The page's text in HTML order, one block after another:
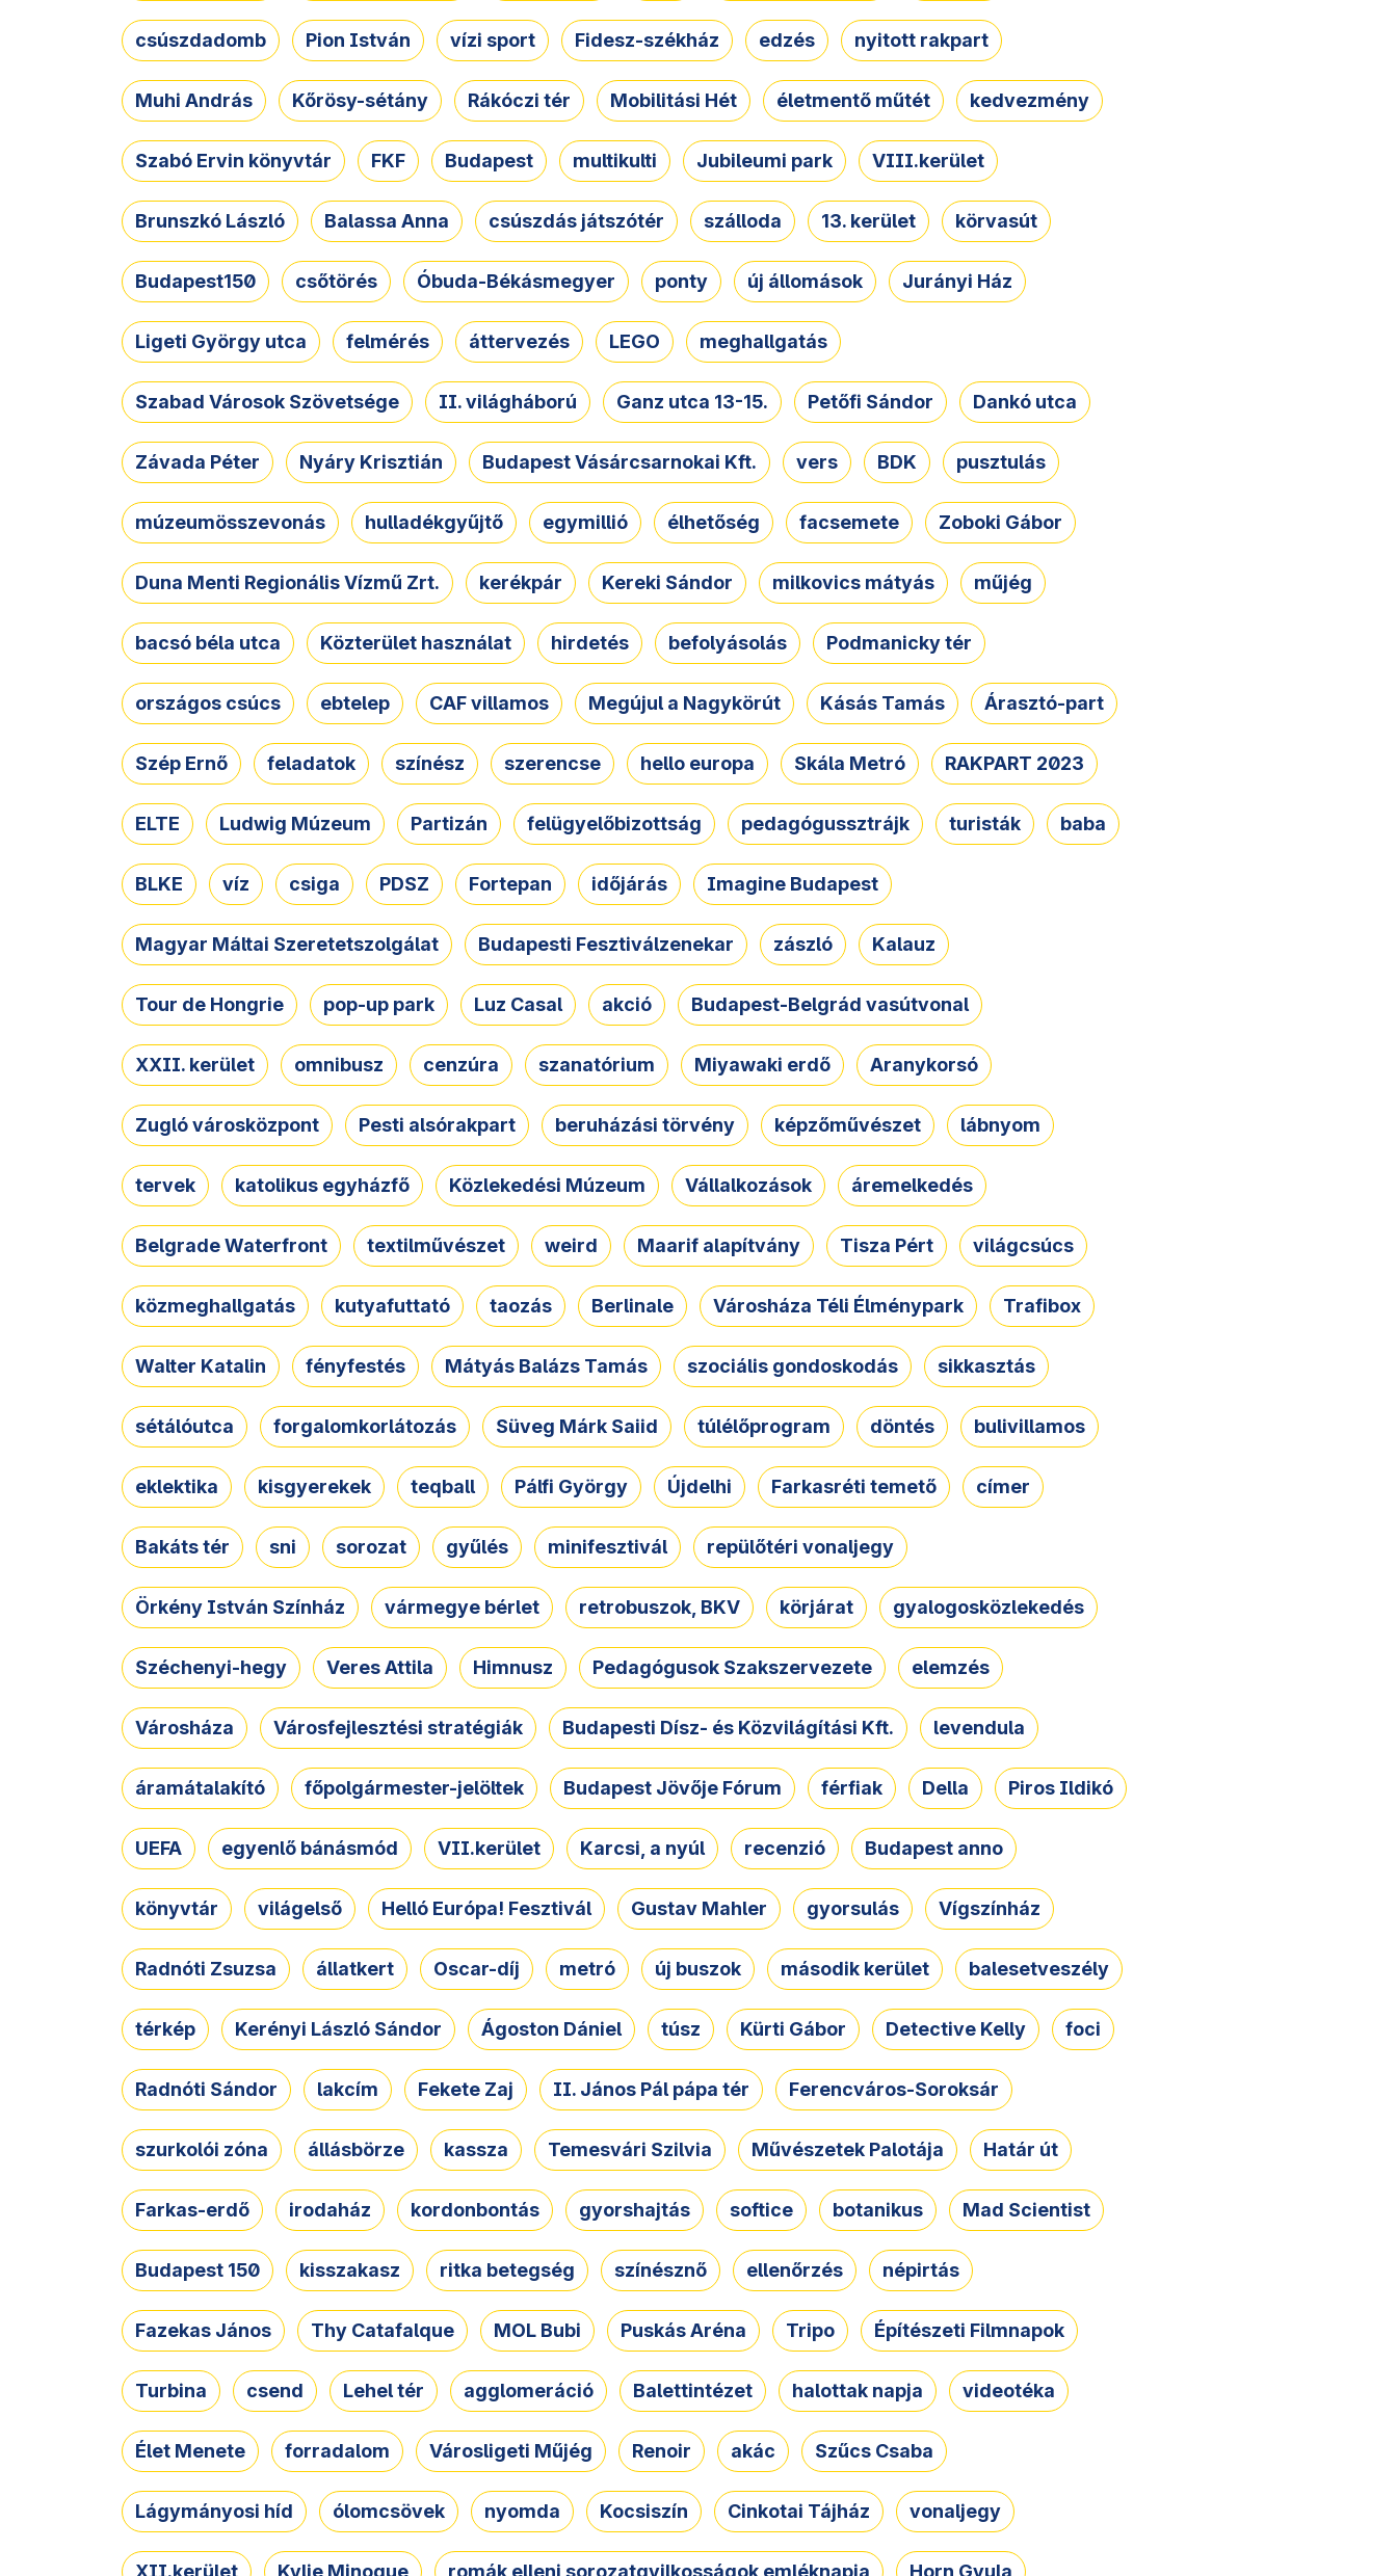
csúszdadomb Pion István vízi sport Fidesz-székház edzés nyitott rakpart
Muhi András Kőrösy-sétány Rákóczi tér Mobilitási Hét életmentő műtét kedvezmény
Szabó Ervin könyvtár FKF Budapest multikulti Jubileumi park VIII.kerület
Brunszkó László Balassa Anna csúszdás játszótér szálloda 13. kerület körvasút
Budapest150 csőtörés Óbuda-Békásmegyer ponty új állomások Jurányi Ház
Ligeti György utca felmérés áttervezés LEGO meghallgatás
Szabad Városok Szövetsége II. világháború Ganz utca 13-15. Petőfi Sándor Dankó utca
Závada Péter Nyáry Krisztián Budapest Vásárcsarnokai Kft. vers BDK pusztulás
múzeumösszevonás hulladékgyűjtő egymillió élhetőség facsemete Zoboki Gábor
Duna Menti Regionális Vízmű Zrt. kerékpár Kereki Sándor milkovics mátyás műjég
bacsó béla utca Közterület használat hirdetés befolyásolás Podmanicky tér
országos csúcs ebtelep CAF villamos Megújul a Nagykörút Kásás Tamás Árasztó-part
Szép Ernő feladatok színész szerencse hello europa Skála Metró RAKPART 2023
ELTE Ludwig Múzeum Partizán felügyelőbizottság pedagógussztrájk turisták baba
BLKE víz csiga PDSZ Fortepan időjárás Imagine Budapest
Magyar Máltai Szeretetszolgálat Budapesti Fesztiválzenekar zászló Kalauz
Tour de Hongrie pop-up park Luz Casal akció Budapest-Belgrád vasútvonal
XXII. kerület omnibusz cenzúra szanatórium Miyawaki erdő Aranykorsó
Zugló városközpont Pesti alsórakpart beruházási törvény képzőművészet lábnyom
tervek katolikus egyházfő Közlekedési Múzeum Vállalkozások áremelkedés
Belgrade Waterfront textilművészet weird Maarif alapítvány Tisza Pért világcsúcs
közmeghallgatás kutyafuttató taozás Berlinale Városháza Téli Élménypark Trafibox
Walter Katalin fényfestés Mátyás Balázs Tamás szociális gondoskodás sikkasztás
sétálóutca forgalomkorlátozás Süveg Márk Saiid túlélőprogram döntés bulivillamos
eklektika kisgyerekek teqball Pálfi György Újdelhi Farkasréti temető címer
Bakáts tér sni sorozat gyűlés minifesztivál repülőtéri vonaljegy
Örkény István Színház vármegye bérlet retrobuszok, BKV körjárat gyalogosközlekedés
Széchenyi-hegy Veres Attila Himnusz Pedagógusok Szakszervezete elemzés
Városháza Városfejlesztési stratégiák Budapesti Dísz- és Közvilágítási Kft. levendula
áramátalakító főpolgármester-jelöltek Budapest Jövője Fórum férfiak Della Piros Ildikó
UEFA egyenlő bánásmód VII.kerület Karcsi, a nyúl recenzió Budapest anno
könyvtár világelső Helló Európa! Fesztivál Gustav Mahler gyorsulás Vígszínház
Radnóti Zsuzsa állatkert Oscar-díj metró új buszok második kerület balesetveszély
térkép Kerényi László Sándor Ágoston Dániel túsz Kürti Gábor Detective Kelly foci
Radnóti Sándor lakcím Fekete Zaj II. János Pál pápa tér Ferencváros-Soroksár
szurkolói zóna állásbörze kassza Temesvári Szilvia Művészetek Palotája Határ út
Farkas-erdő irodaház kordonbontás gyorshajtás softice botanikus Mad Scientist
Budapest 150 kisszakasz ritka betegség színésznő ellenőrzés népirtás
Fazekas János Thy Catafalque MOL Bubi Puskás Aréna Tripo Építészeti Filmnapok
Turbina csend Lehel tér agglomeráció Balettintézet halottak napja videotéka
Élet Menete forradalom Városligeti Műjég Renoir akác Szűcs Csaba
Lágymányosi híd ólomcsövek nyomda Kocsiszín Cinkotai Tájház vonaljegy
XII.kerület Kylie Minogue romák elleni sorozatgyilkosságok emléknapja Horn Gyula